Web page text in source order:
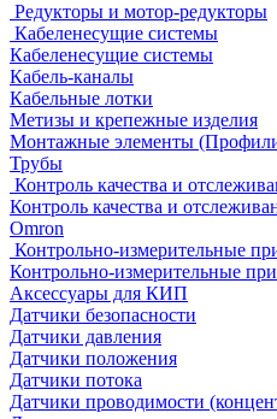
Редукторы и мотор-редукторы
Кабеленесущие системы
Кабеленесущие системы
Кабель-каналы
Кабельные лотки
Метизы и крепежные изделия
Монтажные элементы
Трубы
Контроль качества и
Контроль качества и
Omron
Контрольно-измерительные
Контрольно-измерительные
Аксессуары для КИП
Датчики безопасности
Датчики давления
Датчики положения
Датчики потока
Датчики проводимости